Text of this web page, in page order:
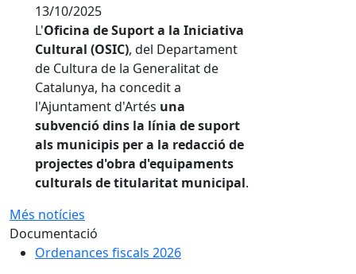
13/10/2025
L'Oficina de Suport a la Iniciativa
Cultural (OSIC), del Departament
de Cultura de la Generalitat de
Catalunya, ha concedit a
l'Ajuntament d'Artés una
subvenció dins la línia de suport
als municipis per a la redacció de
projectes d'obra d'equipaments
culturals de titularitat municipal.
Més notícies
Documentació
Ordenances fiscals 2026